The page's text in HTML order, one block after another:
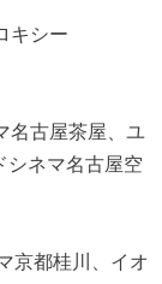
キシー
名古屋茶屋、ユ
シネマ名古屋空
京都桂川、イオ